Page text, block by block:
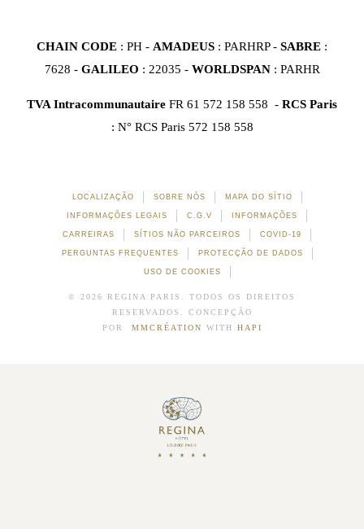
CHAIN CODE : PH - AMADEUS : PARHRP - SABRE :
7628 - GALILEO : 22035 - WORLDSPAN : PARHR
TVA Intracommunautaire FR 61 572 158 558 - RCS Paris
: N° RCS Paris 572 158 558
LOCALIZAÇÃO SOBRE NÓS MAPA DO SÍTIO
INFORMAÇÕES LEGAIS C.G.V INFORMAÇÕES
CARREIRAS SÍTIOS NÃO PARCEIROS COVID-19
PERGUNTAS FREQUENTES PROTECÇÃO DE DADOS
USO DE COOKIES
© 2026 REGINA PARIS. TODOS OS DIREITOS
RESERVADOS. CONCEPÇÃO
POR MMCRÉATION WITH HAPI